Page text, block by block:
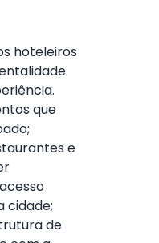
hoteleiros
que
e
cidade;
de